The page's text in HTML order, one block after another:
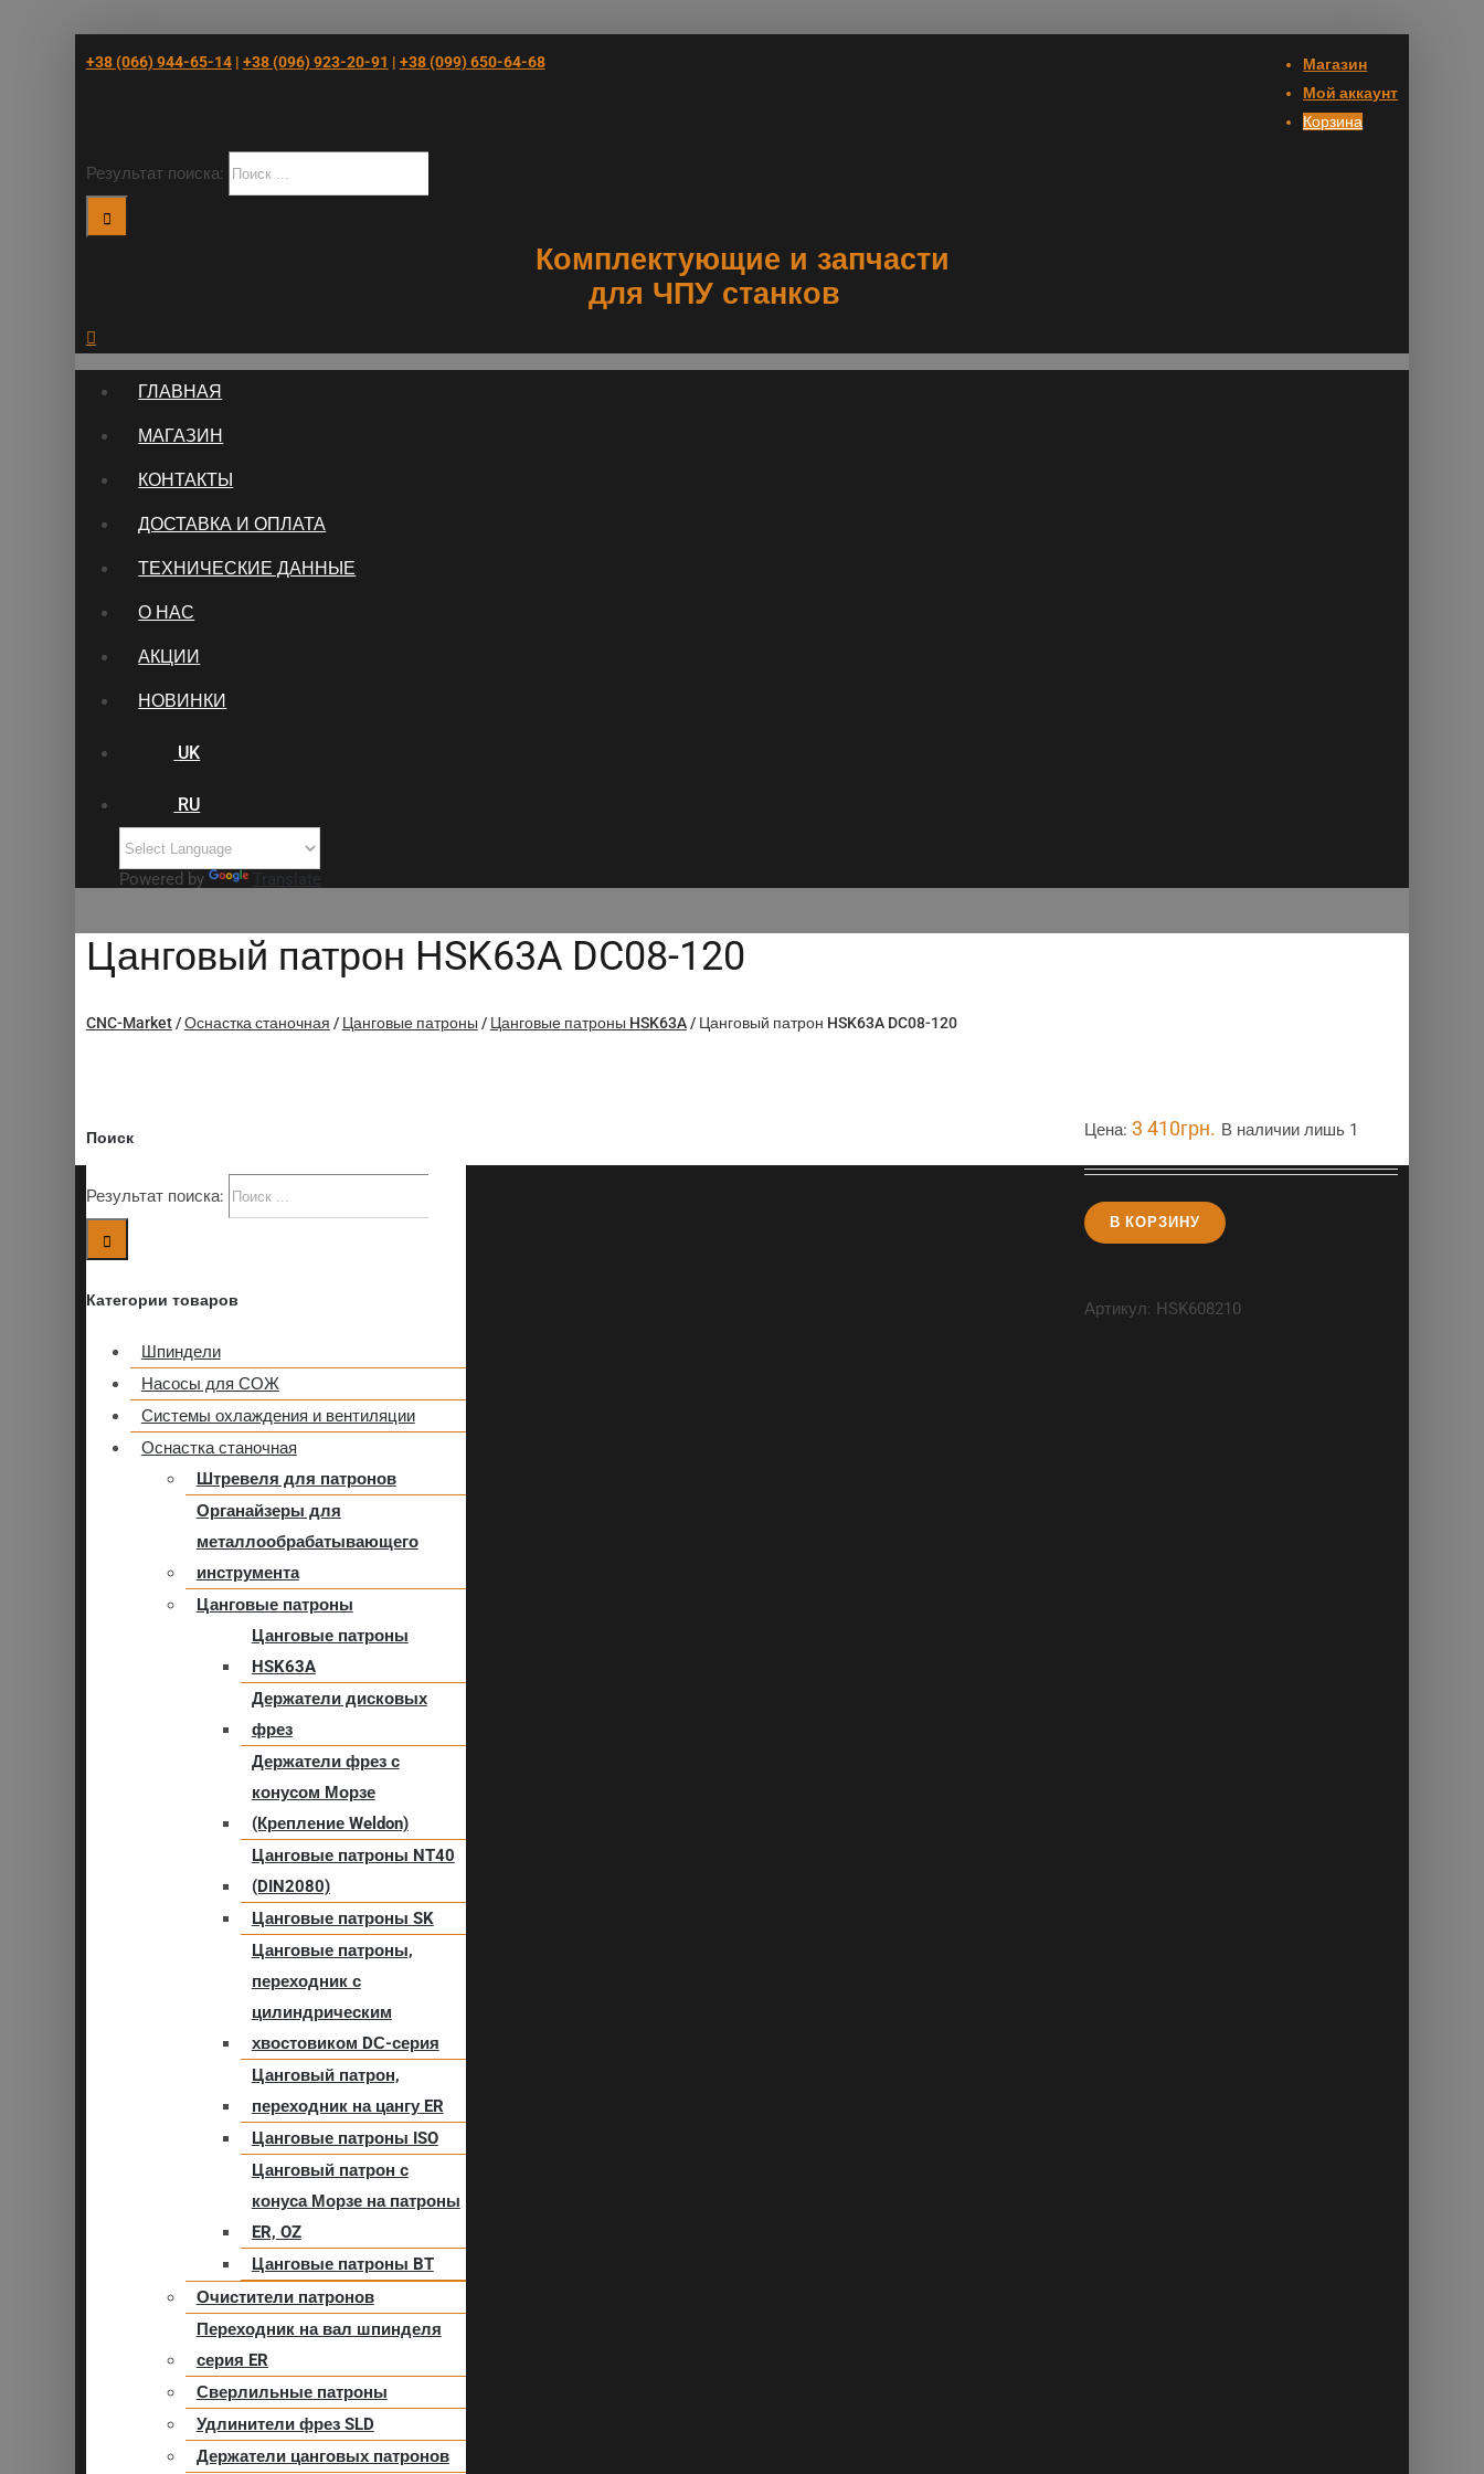
+38 (066) 944-65-14| +38 (096) 923-20-91 | +38 (‎099) 650-64-68
Магазин
Мой аккаунт
Корзина
Результат поиска:
Комплектующие и запчасти
для ЧПУ станков
ГЛАВНАЯ
МАГАЗИН
КОНТАКТЫ
ДОСТАВКА И ОПЛАТА
ТЕХНИЧЕСКИЕ ДАННЫЕ
О НАС
АКЦИИ
НОВИНКИ
UK
RU
Powered by Translate
Цанговый патрон HSK63A DC08-120
CNC-Market/Оснастка станочная / Цанговые патроны / Цанговые патроны HSK63A/ Цанговый патрон HSK63A DC08-120
Цена:3 410грн. В наличии лишь 1
В КОРЗИНУ
Артикул: HSK608210
Поиск
Результат поиска:
Категории товаров
Шпиндели
Насосы для СОЖ
Системы охлаждения и вентиляции
Оснастка станочная
Штревеля для патронов
Органайзеры для
металлообрабатывающего
инструмента
Цанговые патроны
Цанговые патроны
HSK63A
Держатели дисковых
фрез
Держатели фрез с
конусом Морзе
(Крепление Weldon)
Цанговые патроны NT40
(DIN2080)
Цанговые патроны SK
Цанговые патроны,
переходник с
цилиндрическим
хвостовиком DС-серия
Цанговый патрон,
переходник на цангу ER
Цанговые патроны ISO
Цанговый патрон с
конуса Морзе на патроны
ER, OZ
Цанговые патроны BT
Очистители патронов
Переходник на вал шпинделя
серия ER
Сверлильные патроны
Удлинители фрез SLD
Держатели цанговых патронов